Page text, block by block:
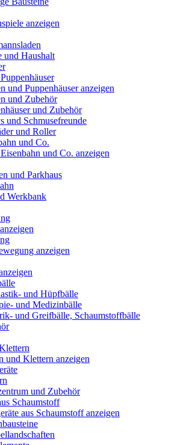
anzeigen
und Haushalt
und Puppenhäuser anzeigen
und Zubehör
und Zubehör
und Schmusefreunde
und Roller
und Co.
und Co. anzeigen
und Parkhaus
Werkbank
anzeigen
und Hüpfbälle
und Medizinbälle
und Greifbälle, Schaumstoffbälle
und Klettern anzeigen
und Zubehör
Schaumstoff
aus Schaumstoff anzeigen